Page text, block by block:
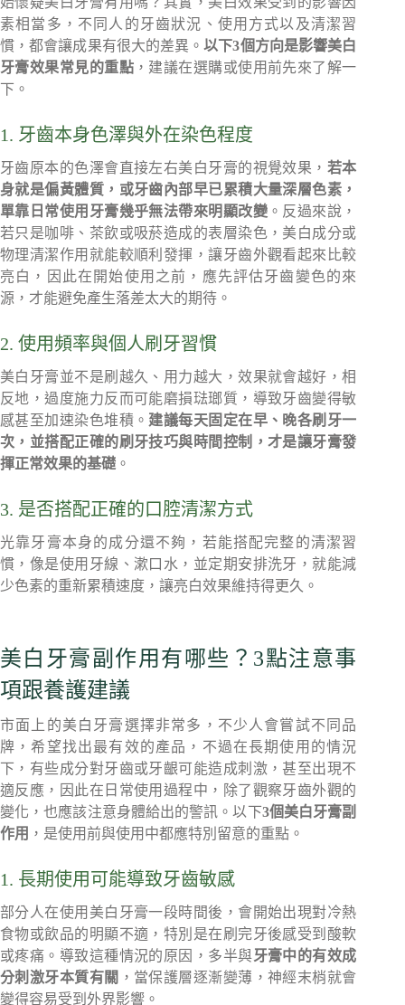
素相當多，不同人的牙齒狀況、使用方式以及清潔習
慣，都會讓成果有很大的差異。以下3個方向是影響美白
牙膏效果常見的重點 ，建議在選購或使用前先來了解一
下。
1. 牙齒本身色澤與外在染色程度
牙齒原本的色澤會直接左右美白牙膏的視覺效果， 若本
身就是偏黃體質，或牙齒內部早已累積大量深層色素，
單靠日常使用牙膏幾乎無法帶來明顯改變 。反過來說，
若只是咖啡、茶飲或吸菸造成的表層染色，美白成分或
物理清潔作用就能較順利發揮，讓牙齒外觀看起來比較
亮白，因此在開始使用之前，應先評估牙齒變色的來
源，才能避免產生落差太大的期待。
2. 使用頻率與個人刷牙習慣
美白牙膏並不是刷越久、用力越大，效果就會越好，相
反地，過度施力反而可能磨損琺瑯質，導致牙齒變得敏
感甚至加速染色堆積。 建議每天固定在早、晚各刷牙一
次，並搭配正確的刷牙技巧與時間控制，才是讓牙膏發
揮正常效果的基礎 。
3. 是否搭配正確的口腔清潔方式
光靠牙膏本身的成分還不夠，若能搭配完整的清潔習
慣，像是使用牙線、漱口水，並定期安排洗牙，就能減
少色素的重新累積速度，讓亮白效果維持得更久。
美白牙膏副作用有哪些？3點注意事
項跟養護建議
市面上的美白牙膏選擇非常多，不少人會嘗試不同品
牌，希望找出最有效的產品，不過在長期使用的情況
下，有些成分對牙齒或牙齦可能造成刺激，甚至出現不
適反應，因此在日常使用過程中，除了觀察牙齒外觀的
變化，也應該注意身體給出的警訊。以下3個美白牙膏副
作用 ，是使用前與使用中都應特別留意的重點。
1. 長期使用可能導致牙齒敏感
部分人在使用美白牙膏一段時間後，會開始出現對冷熱
食物或飲品的明顯不適，特別是在刷完牙後感受到酸軟
或疼痛。導致這種情況的原因，多半與牙膏中的有效成
分刺激牙本質有關 ，當保護層逐漸變薄，神經末梢就會
變得容易受到外界影響。